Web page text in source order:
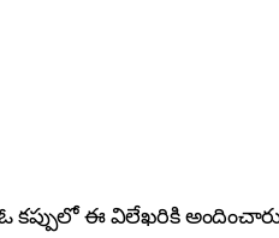
ఈ విలేఖరికి అందించారు.